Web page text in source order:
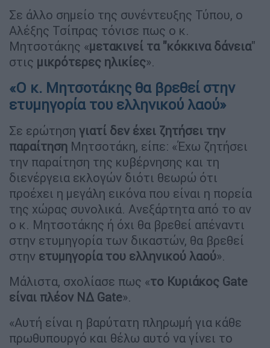
Σε άλλο σημείο της συνέντευξης Τύπου, ο
Αλέξης Τσίπρας τόνισε πως ο κ.
Μητσοτάκης «μετακινεί τα "κόκκινα δάνεια"
στις μικρότερες ηλικίες».
«Ο κ. Μητσοτάκης θα βρεθεί στην
ετυμηγορία του ελληνικού λαού»
Σε ερώτηση γιατί δεν έχει ζητήσει την
παραίτηση Μητσοτάκη, είπε: «Έχω ζητήσει
την παραίτηση της κυβέρνησης και τη
διενέργεια εκλογών διότι θεωρώ ότι
προέχει η μεγάλη εικόνα που είναι η πορεία
της χώρας συνολικά. Ανεξάρτητα από το αν
ο κ. Μητσοτάκης ή όχι θα βρεθεί απέναντι
στην ετυμηγορία των δικαστών, θα βρεθεί
στην ετυμηγορία του ελληνικού λαού».
Μάλιστα, σχολίασε πως «το Κυριάκος Gate
είναι πλέον ΝΔ Gate».
«Αυτή είναι η βαρύτατη πληρωμή για κάθε
πρωθυπουργό και θέλω αυτό να γίνει το